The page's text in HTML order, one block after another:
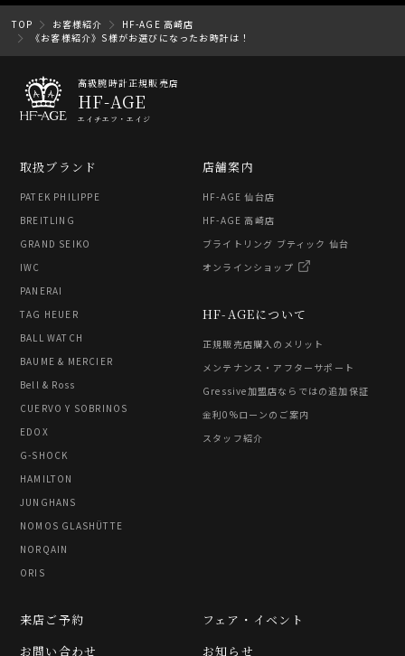
TOP お客様紹介
HF-AGE 高崎店
《お客様紹介》S様がお選びになったお時計は！
高級腕時計正規販売店
HF-AGE
エイチエフ・エイジ
取扱ブランド
PATEK PHILIPPE
BREITLING
GRAND SEIKO
IWC
PANERAI
TAG HEUER
BALL WATCH
BAUME & MERCIER
Bell & Ross
CUERVO Y SOBRINOS
EDOX
G-SHOCK
HAMILTON
JUNGHANS
NOMOS GLASHÜTTE
NORQAIN
ORIS
HF-AGEについて
正規販売店購入のメリット
メンテナンス・アフターサポート
Gressive加盟店ならではの追加保証
金利0%ローンのご案内
スタッフ紹介
店舗案内
HF-AGE 仙台店
HF-AGE 高崎店
ブライトリング ブティック 仙台
オンラインショップ
フェア・イベント
お知らせ
来店ご予約
お問い合わせ